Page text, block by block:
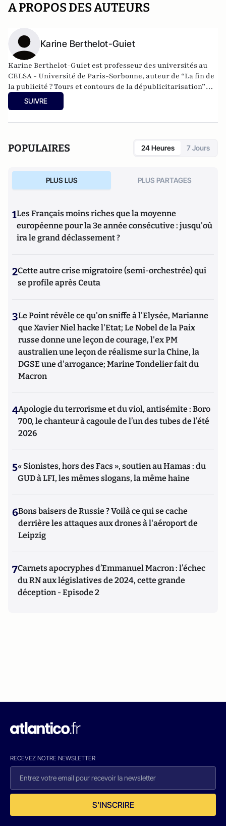
A PROPOS DES AUTEURS
Karine Berthelot-Guiet
Karine Berthelot-Guiet est professeur des universités au
CELSA - Université de Paris-Sorbonne, auteur de “La fin de
la publicité ? Tours et contours de la dépublicitarisation”
(Ed. du Bord de l’eau).
SUIVRE
POPULAIRES 24 Heures 7 Jours
PLUS LUS PLUS PARTAGES
1Les Français moins riches que la moyenne
européenne pour la 3e année consécutive : jusqu'où
ira le grand déclassement ?
2Cette autre crise migratoire (semi-orchestrée) qui
se profile après Ceuta
3Le Point révèle ce qu'on sniffe à l'Elysée, Marianne
que Xavier Niel hacke l'Etat; Le Nobel de la Paix
russe donne une leçon de courage, l'ex PM
australien une leçon de réalisme sur la Chine, la
DGSE une d'arrogance; Marine Tondelier fait du
Macron
4Apologie du terrorisme et du viol, antisémite : Boro
700, le chanteur à cagoule de l’un des tubes de l’été
2026
5« Sionistes, hors des Facs », soutien au Hamas : du
GUD à LFI, les mêmes slogans, la même haine
6Bons baisers de Russie ? Voilà ce qui se cache
derrière les attaques aux drones à l'aéroport de
Leipzig
7Carnets apocryphes d’Emmanuel Macron : l’échec
du RN aux législatives de 2024, cette grande
déception - Episode 2
RECEVEZ NOTRE NEWSLETTER
S'INSCRIRE